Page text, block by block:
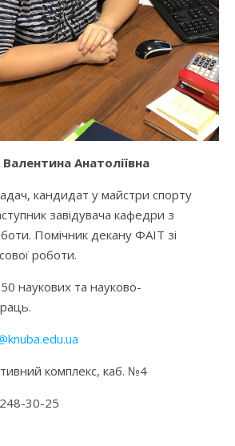
Анатоліївна
кандидат у майстри спорту
завідувача кафедри з
Помічник декану ФАІТ зі
роботи.
наукових та науково-
комплекс, каб. №4
30-25